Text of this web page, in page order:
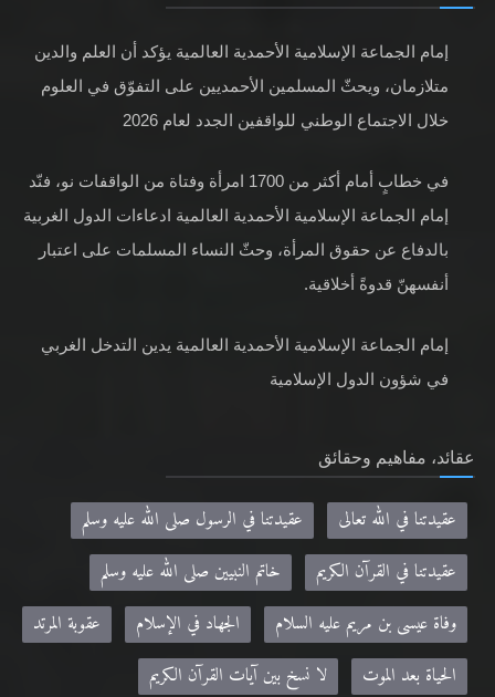
إمام الجماعة الإسلامية الأحمدية العالمية يؤكد أن العلم والدين
متلازمان، ويحثّ المسلمين الأحمديين على التفوّق في العلوم
خلال الاجتماع الوطني للواقفين الجدد لعام 2026
في خطابٍ أمام أكثر من 1700 امرأة وفتاة من الواقفات نو، فنّد
إمام الجماعة الإسلامية الأحمدية العالمية ادعاءات الدول الغربية
بالدفاع عن حقوق المرأة، وحثّ النساء المسلمات على اعتبار
أنفسهنّ قدوةً أخلاقية.
إمام الجماعة الإسلامية الأحمدية العالمية يدين التدخل الغربي
في شؤون الدول الإسلامية
عقائد، مفاهيم وحقائق
عقيدتنا في الله تعالى
عقيدتنا في الرسول صلى الله عليه وسلم
عقيدتنا في القرآن الكريم
خاتم النبيين صلى الله عليه وسلم
وفاة عيسى بن مريم عليه السلام
الجهاد في الإسلام
عقوبة المرتد
الحياة بعد الموت
لا نسخ بين آيات القرآن الكريم